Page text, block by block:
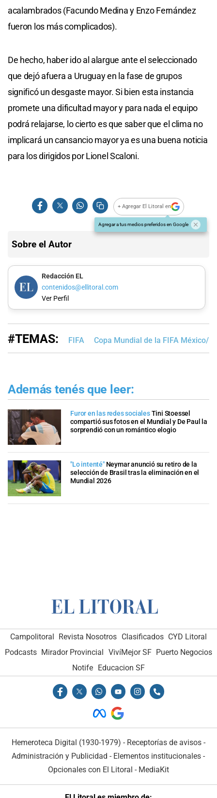
acalambrados (Facundo Medina y Enzo Fernández
fueron los más complicados).
De hecho, haber ido al alargue ante el seleccionado
que dejó afuera a Uruguay en la fase de grupos
significó un desgaste mayor. Si bien esta instancia
promete una dificultad mayor y para nada el equipo
podrá relajarse, lo cierto es que saber que el clima no
implicará un cansancio mayor ya es una buena noticia
para los dirigidos por Lionel Scaloni.
+ Agregar El Litoral en
Agregar a tus medios preferidos en Google
Sobre el Autor
Redacción EL
contenidos@ellitoral.com
Ver Perfil
#TEMAS: FIFA Copa Mundial de la FIFA México/
Además tenés que leer:
Furor en las redes socialesTini Stoessel
compartió sus fotos en el Mundial y De Paul la
sorprendió con un romántico elogio
"Lo intenté" Neymar anunció su retiro de la
selección de Brasil tras la eliminación en el
Mundial 2026
Campolitoral Revista Nosotros Clasificados CYD Litoral
Podcasts Mirador Provincial VivíMejor SF Puerto Negocios
Notife
Educacion SF
Hemeroteca Digital (1930-1979) - Receptorías de avisos -
Administración y Publicidad - Elementos institucionales -
Opcionales con El Litoral - MediaKit